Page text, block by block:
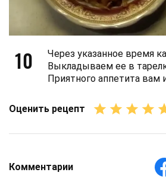
10
Через указанное время
Выкладываем ее в
Приятного аппетита
Оценить рецепт
Комментарии